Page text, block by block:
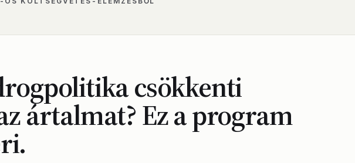
csökkenti
ártalmat? Ez a program